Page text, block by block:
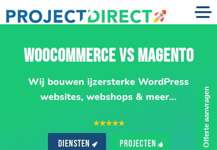
WOOCOMMERCE VS MAGENTO
Wij bouwen ijzersterke WordPress
websites, webshops & meer…
★★★★★
Diensten Projecten Offerte aanvragen